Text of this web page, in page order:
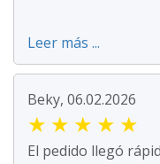
Leer más ...
Beky, 06.02.2026
★ ★ ★ ★ ★
El pedido llegó